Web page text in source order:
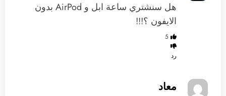
هل سنشتري ساعة ابل و AirPod بدون
الايفون ؟!!!
5
رد
معاد